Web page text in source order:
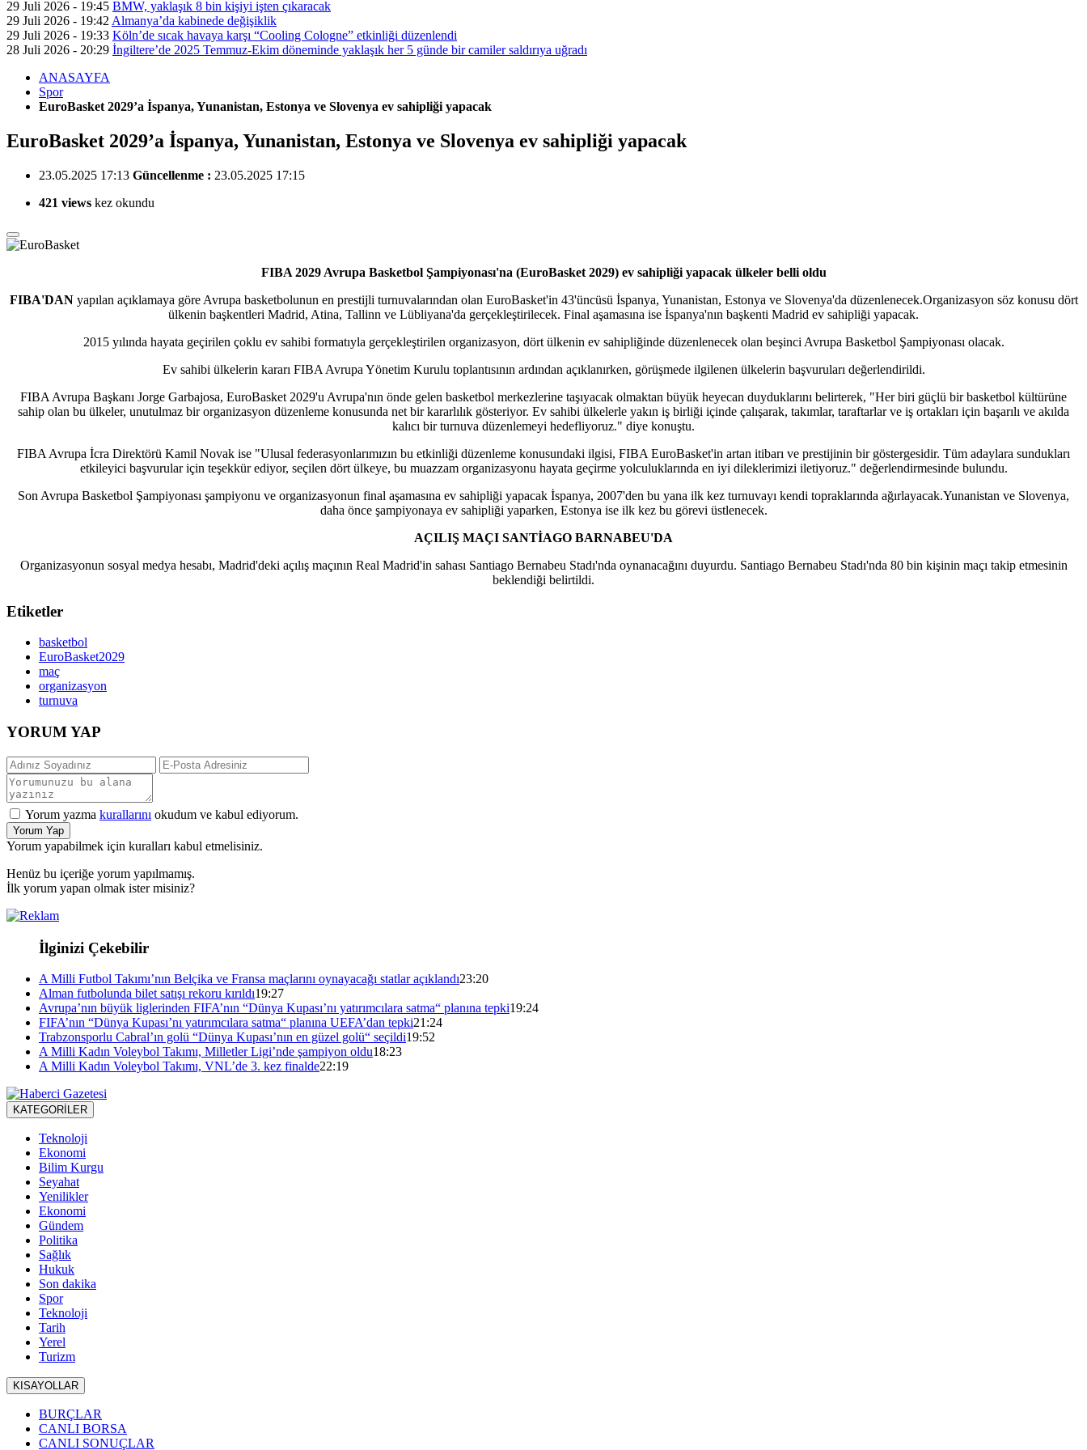
29 Juli 2026 - 19:45 BMW, yaklaşık 8 bin kişiyi işten çıkaracak
29 Juli 2026 - 19:42 Almanya’da kabinede değişiklik
29 Juli 2026 - 19:33 Köln’de sıcak havaya karşı “Cooling Cologne” etkinliği düzenlendi
28 Juli 2026 - 20:29 İngiltere’de 2025 Temmuz-Ekim döneminde yaklaşık her 5 günde bir camiler saldırıya uğradı
ANASAYFA
Spor
EuroBasket 2029’a İspanya, Yunanistan, Estonya ve Slovenya ev sahipliği yapacak
EuroBasket 2029’a İspanya, Yunanistan, Estonya ve Slovenya ev sahipliği yapacak
23.05.2025 17:13 Güncellenme : 23.05.2025 17:15
421 views kez okundu
FIBA 2029 Avrupa Basketbol Şampiyonası'na (EuroBasket 2029) ev sahipliği yapacak ülkeler belli oldu
FIBA'DANyapılan açıklamaya göre Avrupa basketbolunun en prestijli turnuvalarından olan EuroBasket'in 43'üncüsü İspanya, Yunanistan, Estonya ve Slovenya'da düzenlenecek.Organizasyon söz konusu dört
ülkenin başkentleri Madrid, Atina, Tallinn ve Lübliyana'da gerçekleştirilecek. Final aşamasına ise İspanya'nın başkenti Madrid ev sahipliği yapacak.
2015 yılında hayata geçirilen çoklu ev sahibi formatıyla gerçekleştirilen organizasyon, dört ülkenin ev sahipliğinde düzenlenecek olan beşinci Avrupa Basketbol Şampiyonası olacak.
Ev sahibi ülkelerin kararı FIBA Avrupa Yönetim Kurulu toplantısının ardından açıklanırken, görüşmede ilgilenen ülkelerin başvuruları değerlendirildi.
FIBA Avrupa Başkanı Jorge Garbajosa, EuroBasket 2029'u Avrupa'nın önde gelen basketbol merkezlerine taşıyacak olmaktan büyük heyecan duyduklarını belirterek, "Her biri güçlü bir basketbol kültürüne
sahip olan bu ülkeler, unutulmaz bir organizasyon düzenleme konusunda net bir kararlılık gösteriyor. Ev sahibi ülkelerle yakın iş birliği içinde çalışarak, takımlar, taraftarlar ve iş ortakları için başarılı ve akılda
kalıcı bir turnuva düzenlemeyi hedefliyoruz." diye konuştu.
FIBA Avrupa İcra Direktörü Kamil Novak ise "Ulusal federasyonlarımızın bu etkinliği düzenleme konusundaki ilgisi, FIBA EuroBasket'in artan itibarı ve prestijinin bir göstergesidir. Tüm adaylara sundukları
etkileyici başvurular için teşekkür ediyor, seçilen dört ülkeye, bu muazzam organizasyonu hayata geçirme yolculuklarında en iyi dileklerimizi iletiyoruz." değerlendirmesinde bulundu.
Son Avrupa Basketbol Şampiyonası şampiyonu ve organizasyonun final aşamasına ev sahipliği yapacak İspanya, 2007'den bu yana ilk kez turnuvayı kendi topraklarında ağırlayacak.Yunanistan ve Slovenya,
daha önce şampiyonaya ev sahipliği yaparken, Estonya ise ilk kez bu görevi üstlenecek.
AÇILIŞ MAÇI SANTİAGO BARNABEU'DA
Organizasyonun sosyal medya hesabı, Madrid'deki açılış maçının Real Madrid'in sahası Santiago Bernabeu Stadı'nda oynanacağını duyurdu. Santiago Bernabeu Stadı'nda 80 bin kişinin maçı takip etmesinin
beklendiği belirtildi.
Etiketler
basketbol
EuroBasket2029
maç
organizasyon
turnuva
YORUM YAP
Yorum yazma kurallarını okudum ve kabul ediyorum.
Yorum Yap
Yorum yapabilmek için kuralları kabul etmelisiniz.
Henüz bu içeriğe yorum yapılmamış.
İlk yorum yapan olmak ister misiniz?
İlginizi Çekebilir
A Milli Futbol Takımı’nın Belçika ve Fransa maçlarını oynayacağı statlar açıklandı23:20
Alman futbolunda bilet satışı rekoru kırıldı19:27
Avrupa’nın büyük liglerinden FIFA’nın “Dünya Kupası’nı yatırımcılara satma“ planına tepki19:24
FIFA’nın “Dünya Kupası’nı yatırımcılara satma“ planına UEFA’dan tepki21:24
Trabzonsporlu Cabral’ın golü “Dünya Kupası’nın en güzel golü“ seçildi19:52
A Milli Kadın Voleybol Takımı, Milletler Ligi’nde şampiyon oldu18:23
A Milli Kadın Voleybol Takımı, VNL’de 3. kez finalde22:19
KATEGORİLER
Teknoloji
Ekonomi
Bilim Kurgu
Seyahat
Yenilikler
Ekonomi
Gündem
Politika
Sağlık
Hukuk
Son dakika
Spor
Teknoloji
Tarih
Yerel
Turizm
KISAYOLLAR
BURÇLAR
CANLI BORSA
CANLI SONUÇLAR